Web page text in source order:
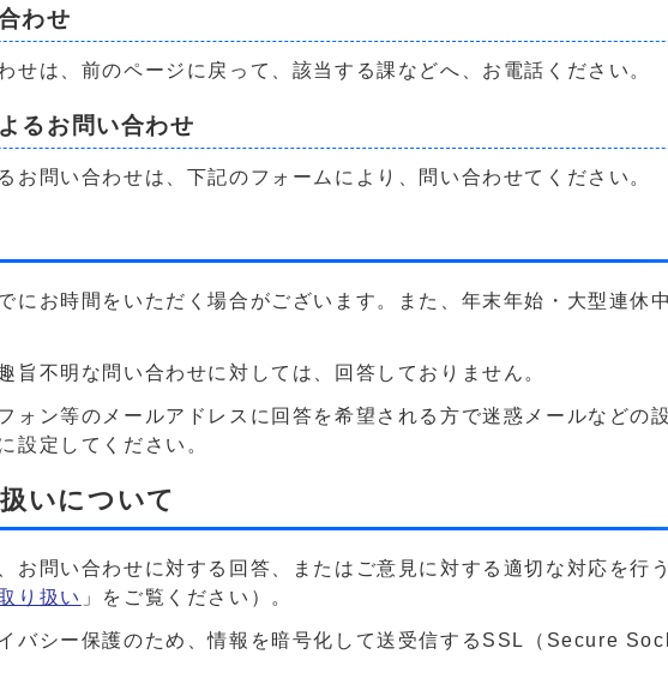
わせ
せは、前のページに戻って、該当する課などへ、お電話ください。
るお問い合わせ
お問い合わせは、下記のフォームにより、問い合わせてください。
にお時間をいただく場合がございます。また、年末年始・大型連休
旨不明な問い合わせに対しては、回答しておりません。
ォン等のメールアドレスに回答を希望される方で迷惑メールなど
設定してください。
いについて
お問い合わせに対する回答、またはご意見に対する適切な対応を行
り扱い 」をご覧ください）。
バシー保護のため、情報を暗号化して送受信するSSL（Secure